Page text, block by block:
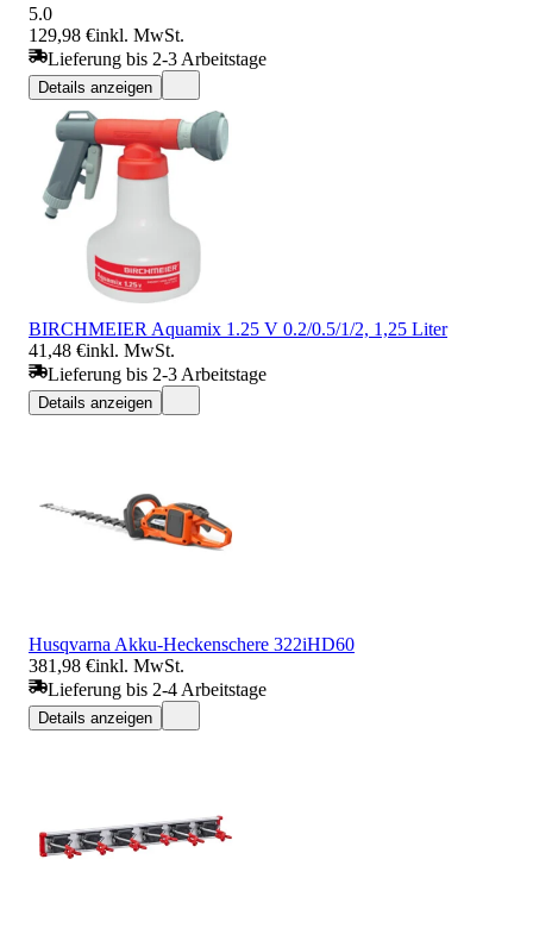
5.0
129,98 €inkl. MwSt.
Lieferung bis 2-3 Arbeitstage
Details anzeigen
BIRCHMEIER Aquamix 1.25 V 0.2/0.5/1/2, 1,25 Liter
41,48 €inkl. MwSt.
Lieferung bis 2-3 Arbeitstage
Details anzeigen
Husqvarna Akku-Heckenschere 322iHD60
381,98 €inkl. MwSt.
Lieferung bis 2-4 Arbeitstage
Details anzeigen